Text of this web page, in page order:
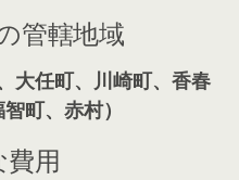
管轄地域
大任町、川崎町、香春
町、赤村）
費用